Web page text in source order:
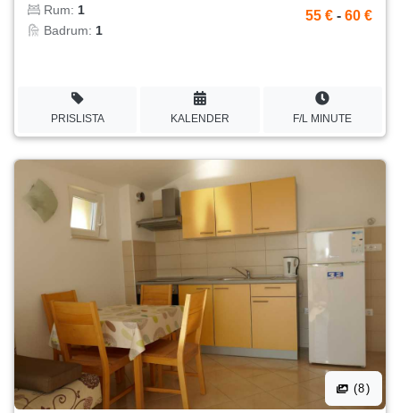
Rum: 1
Badrum: 1
55 € - 60 €
PRISLISTA KALENDER F/L MINUTE
(8)